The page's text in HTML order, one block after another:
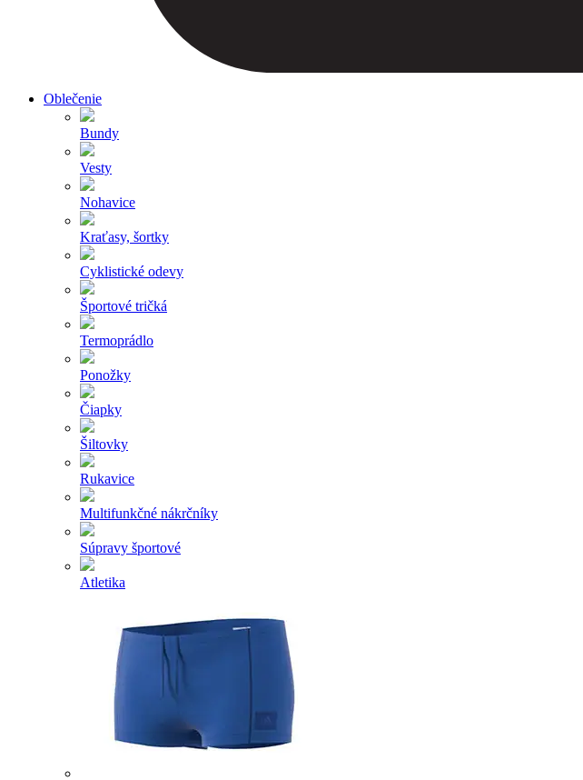
Oblečenie
Bundy
Vesty
Nohavice
Kraťasy, šortky
Cyklistické odevy
Športové tričká
Termoprádlo
Ponožky
Čiapky
Šiltovky
Rukavice
Multifunkčné nákrčníky
Súpravy športové
Atletika